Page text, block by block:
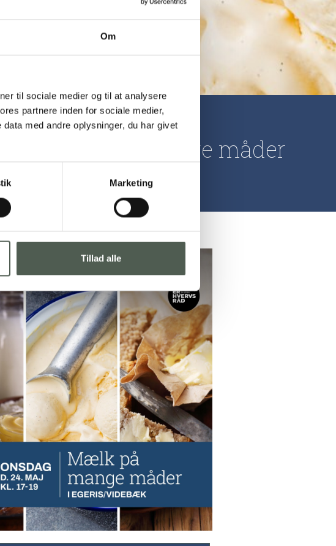
Om
til sociale medier og til at analysere
partnere inden for sociale medier,
med andre oplysninger, du har givet
Marketing
Tillad alle
Mælk på mange måder